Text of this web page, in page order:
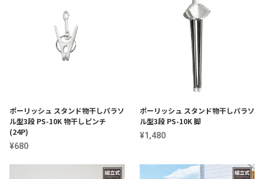
ポーリッシュ スタンド物干しパラソ
ル型3段 PS-10K 物干しピンチ
(24P)
¥680
ポーリッシュ スタンド物干しパラソ
ル型3段 PS-10K 脚
¥1,480